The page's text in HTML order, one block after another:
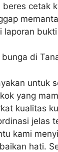
cetak
untuk
yang
kualitas
jelas
kami
hati.